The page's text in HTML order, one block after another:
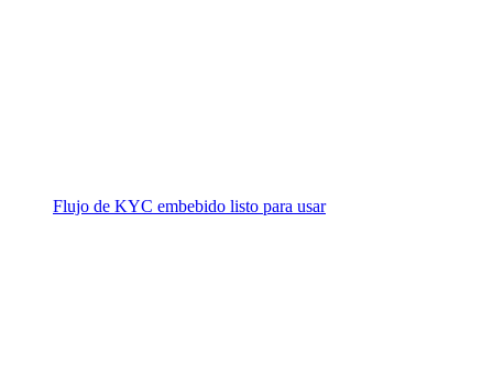
Flujo de KYC embebido listo para usar